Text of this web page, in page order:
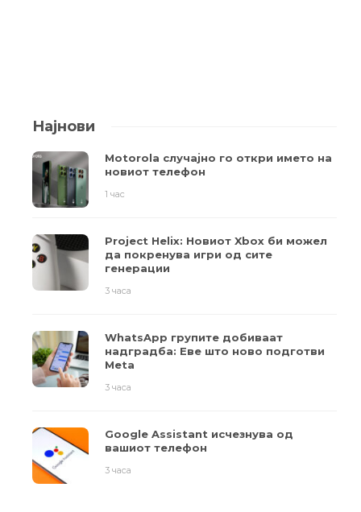
Најнови
Motorola случајно го откри името на
новиот телефон
1 час
Project Helix: Новиот Xbox би можел
да покренува игри од сите
генерации
3 часа
WhatsApp групите добиваат
надградба: Еве што ново подготви
Meta
3 часа
Google Assistant исчезнува од
вашиот телефон
3 часа